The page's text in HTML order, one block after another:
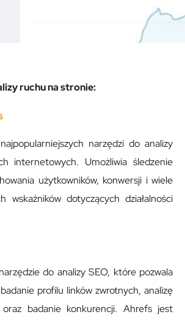
ruchu na stronie:
narzędzi do analizy
internetowych. Umożliwia śledzenie
użytkowników, konwersji i wiele
wskaźników dotyczących działalności
do analizy SEO, które pozwala
profilu linków zwrotnych, analizę
oraz badanie konkurencji. Ahrefs jest